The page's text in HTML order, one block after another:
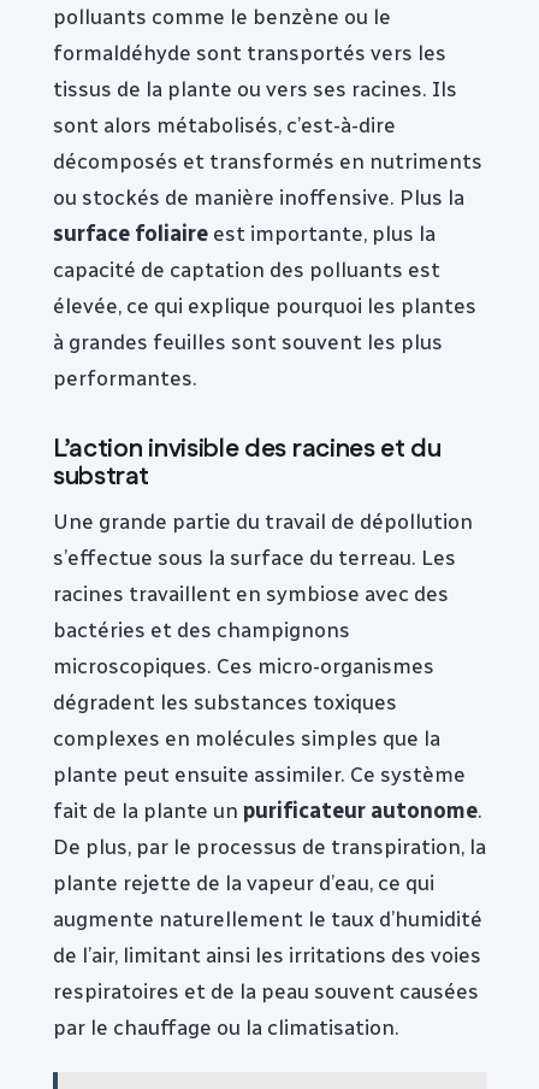
polluants comme le benzène ou le
formaldéhyde sont transportés vers les
tissus de la plante ou vers ses racines. Ils
sont alors métabolisés, c’est-à-dire
décomposés et transformés en nutriments
ou stockés de manière inoffensive. Plus la
surface foliaire est importante, plus la
capacité de captation des polluants est
élevée, ce qui explique pourquoi les plantes
à grandes feuilles sont souvent les plus
performantes.
L’action invisible des racines et du
substrat
Une grande partie du travail de dépollution
s’effectue sous la surface du terreau. Les
racines travaillent en symbiose avec des
bactéries et des champignons
microscopiques. Ces micro-organismes
dégradent les substances toxiques
complexes en molécules simples que la
plante peut ensuite assimiler. Ce système
fait de la plante un purificateur autonome.
De plus, par le processus de transpiration, la
plante rejette de la vapeur d’eau, ce qui
augmente naturellement le taux d’humidité
de l’air, limitant ainsi les irritations des voies
respiratoires et de la peau souvent causées
par le chauffage ou la climatisation.